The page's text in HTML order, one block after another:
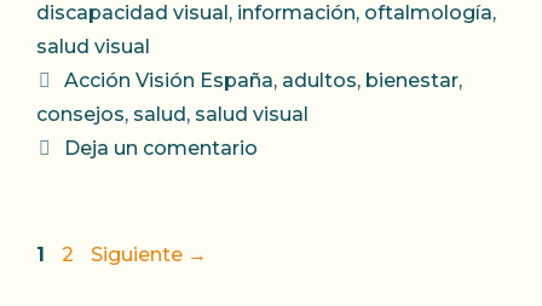
discapacidad visual , información, oftalmología,
salud visual
Etiquetas
Acción Visión España, adultos, bienestar,
consejos, salud , salud visual
Deja un comentario
Página
1 Página
2 Siguiente →